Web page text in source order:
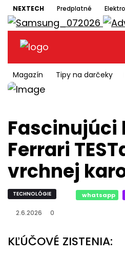
NEXTECH Predplatné
Magazín Tipy na darčeky
Fascinujúci
Ferrari
vrchnej
TECHNOLÓGIE whatsapp
2.6.2026 0
KĽÚČOVÉ ZISTENIA: